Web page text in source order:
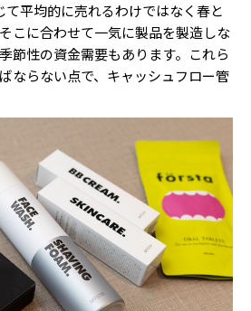
て平均的に売れるわけではなく春と
こに合わせて一気に製品を製造しな
節性の資金需要もあります。これら
ならない点で、キャッシュフロー管